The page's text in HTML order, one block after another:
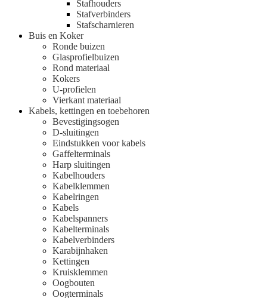
Stafhouders
Stafverbinders
Stafscharnieren
Buis en Koker
Ronde buizen
Glasprofielbuizen
Rond materiaal
Kokers
U-profielen
Vierkant materiaal
Kabels, kettingen en toebehoren
Bevestigingsogen
D-sluitingen
Eindstukken voor kabels
Gaffelterminals
Harp sluitingen
Kabelhouders
Kabelklemmen
Kabelringen
Kabels
Kabelspanners
Kabelterminals
Kabelverbinders
Karabijnhaken
Kettingen
Kruisklemmen
Oogbouten
Oogterminals